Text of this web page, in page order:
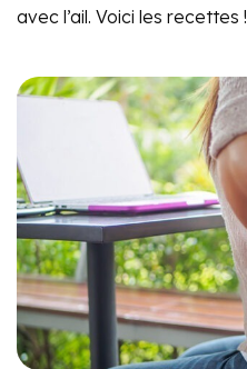
avec l’ail. Voici les recettes !